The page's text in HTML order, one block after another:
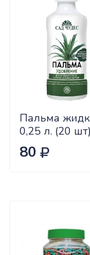
Пальма
0,25 л. (20 шт)
80